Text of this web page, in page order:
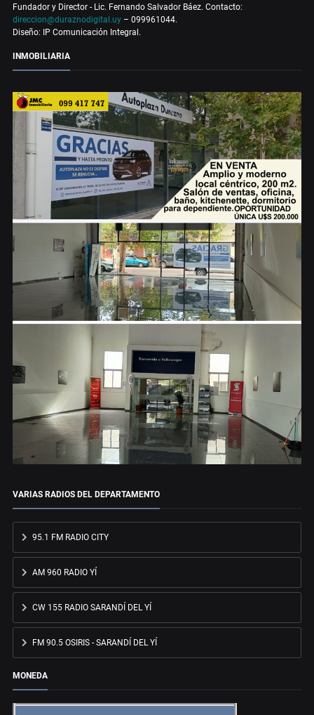
Fundador y Director - Lic. Fernando Salvador Báez. Contacto:
direccion@duraznodigital.uy – 099961044.
Diseño: IP Comunicación Integral.
INMOBILIARIA
VARIAS RADIOS DEL DEPARTAMENTO
95.1 FM RADIO CITY
AM 960 RADIO YÍ
CW 155 RADIO SARANDÍ DEL YÍ
FM 90.5 OSIRIS - SARANDÍ DEL YÍ
MONEDA